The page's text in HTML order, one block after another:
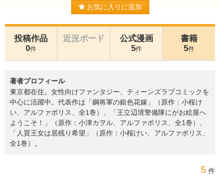
お気に入りに追加
投稿作品
0件
近況ボード
公式漫画
5件
書籍
5件
著者プロフィール
東京都在住。女性向けファンタジー、ティーンズラブコミックを
中心に活躍中。代表作は「鋼将軍の銀色花嫁」（原作：小桜け
い、アルファポリス、全1巻）、「王立辺境警備隊にがお絵屋へ
ようこそ！」（原作：小津カヲル、アルファポリス、全1巻）、
「人質王女は居残り希望」（原作：小桜けい、アルファポリス、
全1巻）。
5 件